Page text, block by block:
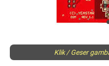
Klik / Geser